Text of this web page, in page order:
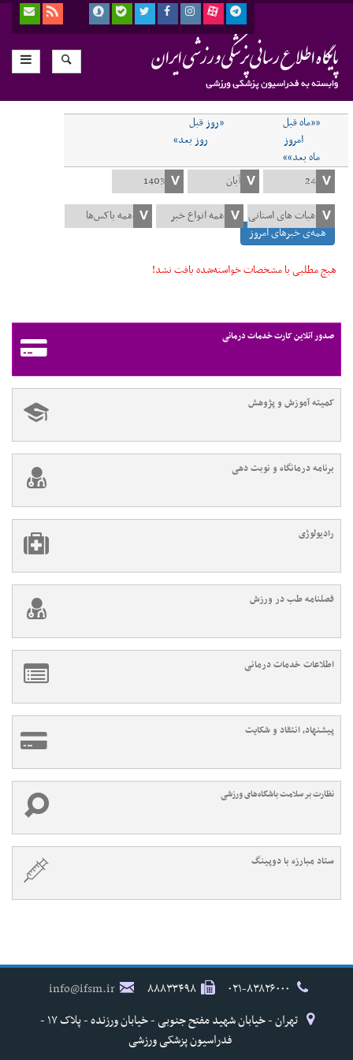
««ماه قبل
«روز قبل
امروز
روز بعد»
ماه بعد»»
همه‌ی خبرهای امروز
هیچ مطلبی با مشخصات خواسته‌شده یافت نشد!
صدور آنلاین کارت خدمات درمانی
کمیته آموزش و پژوهش
برنامه درمانگاه و نوبت دهی
رادیولوژی
فصلنامه طب در ورزش
اطلاعات خدمات درمانی
پیشنهاد، انتقاد و شکایت
نظارت بر سلامت باشگاه‌های ورزشی
ستاد مبارزه با دوپینگ
۸۸۸۳۳۴۹۸
info@ifsm.ir
تهران - خیابان شهید مفتح جنوبی - خیابان ورزنده - پلاک ۱۷ -
فدراسیون پزشکی ورزشی